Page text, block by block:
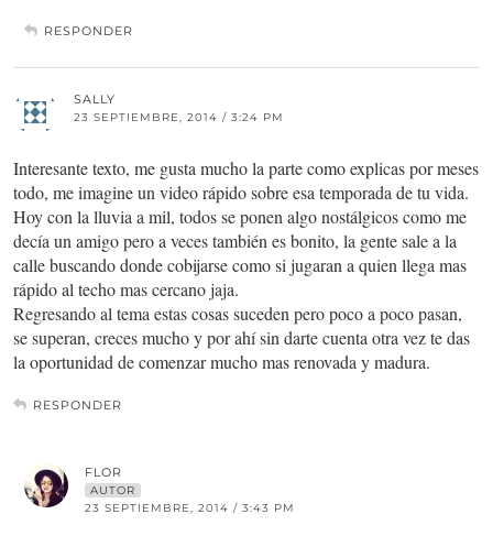
RESPONDER
SALLY
23 SEPTIEMBRE, 2014 / 3:24 PM
Interesante texto, me gusta mucho la parte como explicas por meses
todo, me imagine un video rápido sobre esa temporada de tu vida.
Hoy con la lluvia a mil, todos se ponen algo nostálgicos como me
decía un amigo pero a veces también es bonito, la gente sale a la
calle buscando donde cobijarse como si jugaran a quien llega mas
rápido al techo mas cercano jaja.
Regresando al tema estas cosas suceden pero poco a poco pasan,
se superan, creces mucho y por ahí sin darte cuenta otra vez te das
la oportunidad de comenzar mucho mas renovada y madura.
RESPONDER
FLOR
AUTOR
23 SEPTIEMBRE, 2014 / 3:43 PM